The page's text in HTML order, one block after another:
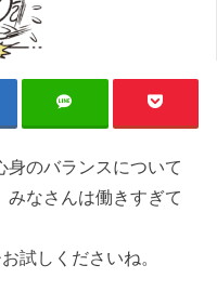
身のバランスについて
みなさんは働きすぎて
試しくださいね。